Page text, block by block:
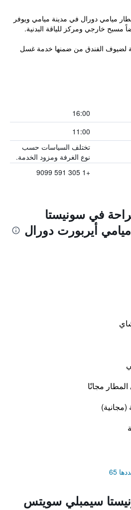
ميامي دورال في مدينة ميامي ويوفر
مسبح خارجي ومركز للياقة البدنية.
لضيوف الفندق من ضمنها خدمة غسل
16:00
11:00
تختلف السياسات حسب
نوع الغرفة ومزود الخدمة.
+1 305 591 9099
في سونيستا
أيربورت دورال
مجانًا
(مجانية)
65
سيمبلي سويتس